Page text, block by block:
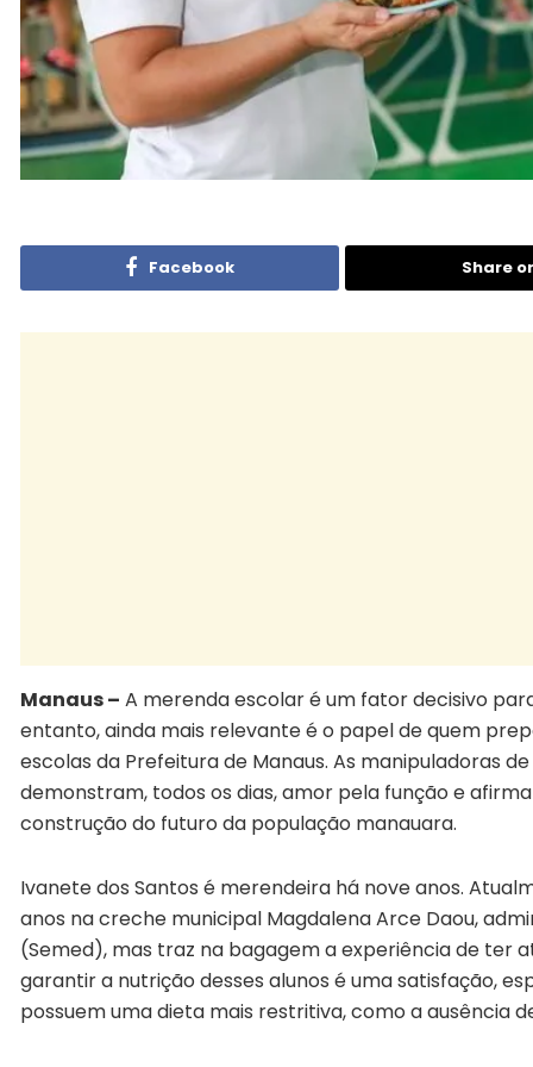
Facebook Share
Manaus – A merenda escolar é um fator decisivo
entanto, ainda mais relevante é o papel de quem
escolas da Prefeitura de Manaus. As manipuladoras
demonstram, todos os dias, amor pela função e
construção do futuro da população manauara.
Ivanete dos Santos é merendeira há nove anos.
anos na creche municipal Magdalena Arce Daou,
(Semed), mas traz na bagagem a experiência de ter
garantir a nutrição desses alunos é uma satisfação,
possuem uma dieta mais restritiva, como a ausência